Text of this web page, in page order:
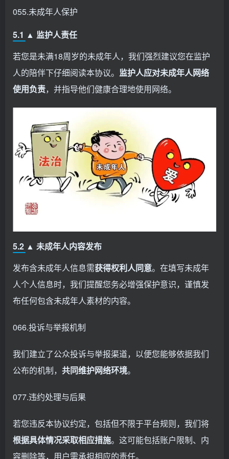
055.未成年人保护
5.1 ▲ 监护人责任
若您是未满18周岁的未成年人，我们强烈建议您在监护
人的陪伴下仔细阅读本协议。 监护人应对未成年人网络
使用负责，并指导他们健康合理地使用网络。
5.2 ▲ 未成年人内容发布
发布含未成年人信息需获得权利人同意。在填写未成年
人个人信息时，我们提醒您务必增强保护意识，谨慎发
布任何包含未成年人素材的内容。
066.投诉与举报机制
我们建立了公众投诉与举报渠道，以便您能够依据我们
公布的机制， 共同维护网络环境。
077.违约处理与后果
若您违反本协议约定，包括但不限于平台规则，我们将
根据具体情况采取相应措施。这可能包括账户限制、内
容删除等，用户需承担相应的责任。